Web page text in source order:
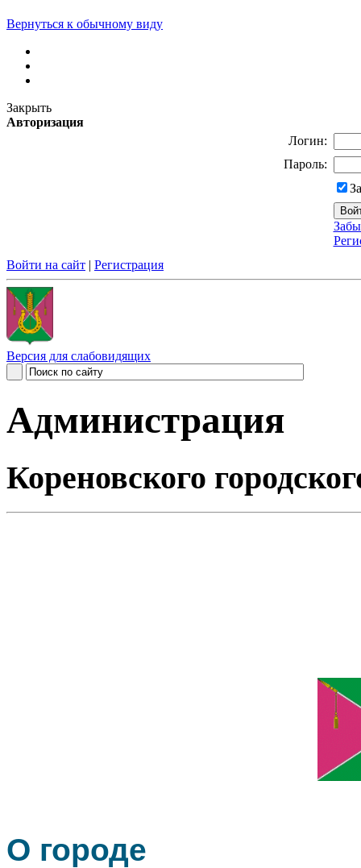
Вернуться к обычному виду
Закрыть
Авторизация
Логин:
Пароль:
Войти на сайт | Регистрация
Версия для слабовидящих
Администрация
Кореновского
О городе